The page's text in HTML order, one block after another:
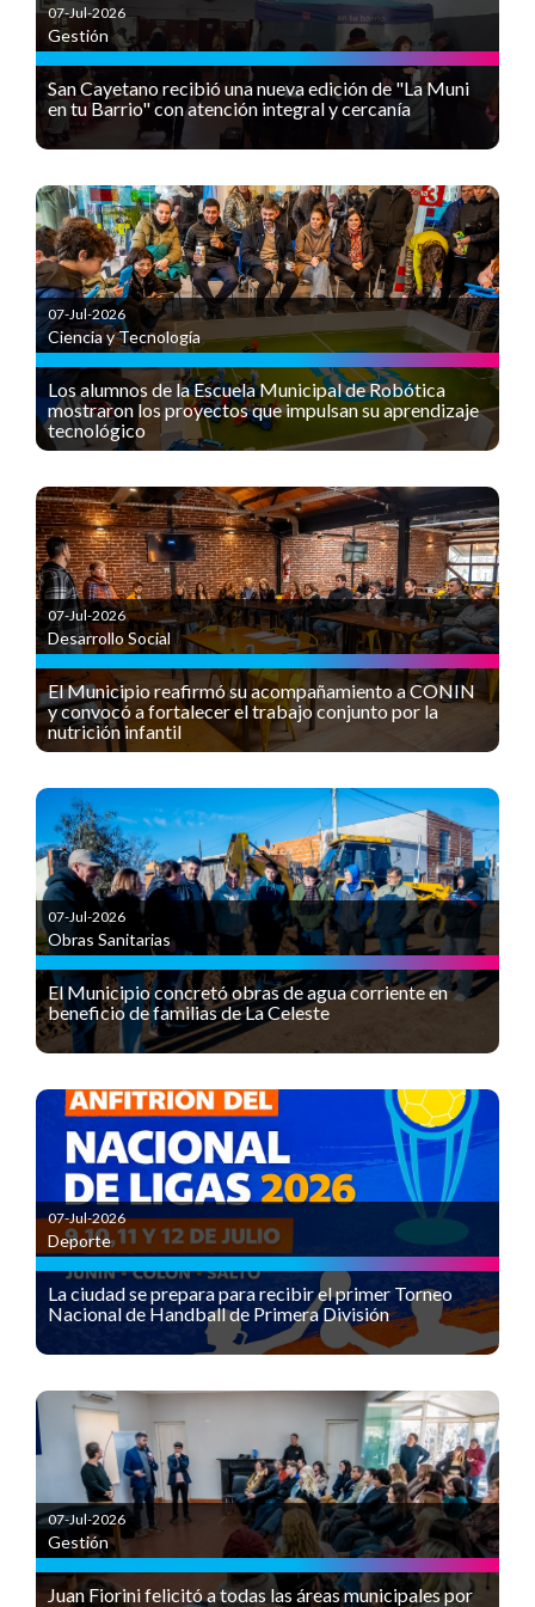
07-Jul-2026
Gestión
San Cayetano recibió una nueva edición de "La Muni
en tu Barrio" con atención integral y cercanía
07-Jul-2026
Ciencia y Tecnología
Los alumnos de la Escuela Municipal de Robótica
mostraron los proyectos que impulsan su aprendizaje
tecnológico
07-Jul-2026
Desarrollo Social
El Municipio reafirmó su acompañamiento a CONIN
y convocó a fortalecer el trabajo conjunto por la
nutrición infantil
07-Jul-2026
Obras Sanitarias
El Municipio concretó obras de agua corriente en
beneficio de familias de La Celeste
07-Jul-2026
Deporte
La ciudad se prepara para recibir el primer Torneo
Nacional de Handball de Primera División
07-Jul-2026
Gestión
Juan Fiorini felicitó a todas las áreas municipales por